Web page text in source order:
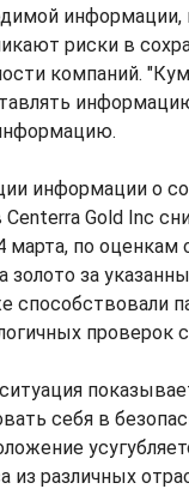
риски в
компаний.
информации о
Gold Inc
марта, по оценкам
золото за
способствовали
проверок
себя в
из различных